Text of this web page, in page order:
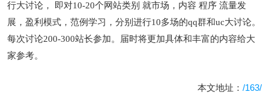
行大讨论， 即对10-20个网站类别 就市场，内容 程序 流量发
展，盈利模式，范例学习，分别进行10多场的qq群和uc大讨论。
每次讨论200-300站长参加。届时将更加具体和丰富的内容给大
家参考。
本文地址： /163/